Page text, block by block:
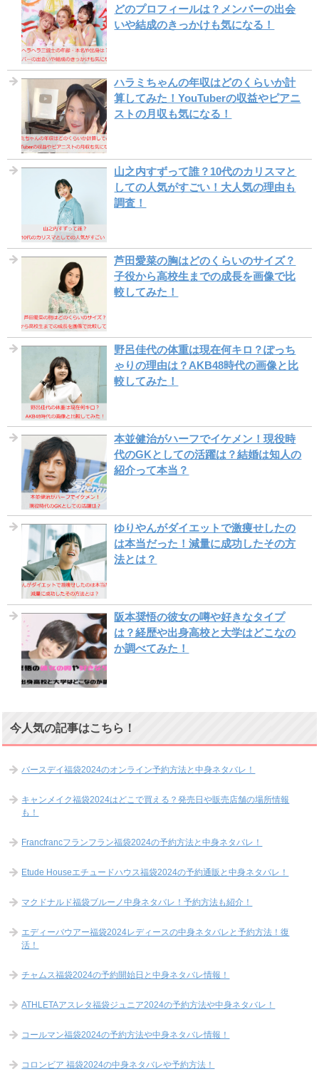
どのプロフィールは？メンバーの出会
いや結成のきっかけも気になる！
ハラミちゃんの年収はどのくらいか計
算してみた！YouTuberの収益やピアニ
ストの月収も気になる！
山之内すずって誰？10代のカリスマと
しての人気がすごい！大人気の理由も
調査！
芦田愛菜の胸はどのくらいのサイズ？
子役から高校生までの成長を画像で比
較してみた！
野呂佳代の体重は現在何キロ？ぽっち
ゃりの理由は？AKB48時代の画像と比
較してみた！
本並健治がハーフでイケメン！現役時
代のGKとしての活躍は？結婚は知人の
紹介って本当？
ゆりやんがダイエットで激痩せしたの
は本当だった！減量に成功したその方
法とは？
阪本奨悟の彼女の噂や好きなタイプ
は？経歴や出身高校と大学はどこなの
か調べてみた！
今人気の記事はこちら！
バースデイ福袋2024のオンライン予約方法と中身ネタバレ！
キャンメイク福袋2024はどこで買える？発売日や販売店舗の場所情報
も！
Francfrancフランフラン福袋2024の予約方法と中身ネタバレ！
Etude Houseエチュードハウス福袋2024の予約通販と中身ネタバレ！
マクドナルド福袋ブルーノ中身ネタバレ！予約方法も紹介！
エディーバウアー福袋2024レディースの中身ネタバレと予約方法！復
活！
チャムス福袋2024の予約開始日と中身ネタバレ情報！
ATHLETAアスレタ福袋ジュニア2024の予約方法や中身ネタバレ！
コールマン福袋2024の予約方法や中身ネタバレ情報！
コロンビア 福袋2024の中身ネタバレや予約方法！